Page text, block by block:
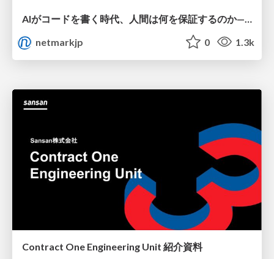
netmarkjp
0 1.3k
Contract One Engineering Unit 紹介資料